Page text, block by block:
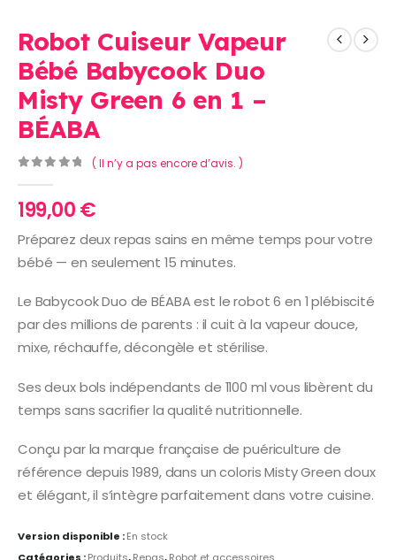
Robot Cuiseur Vapeur
Bébé Babycook Duo
Misty Green 6 en 1 –
BÉABA
( Il n’y a pas encore d’avis. )
199,00€
Préparez deux repas sains en même temps pour votre
bébé — en seulement 15 minutes.
Le Babycook Duo de BÉABA est le robot 6 en 1 plébiscité
par des millions de parents : il cuit à la vapeur douce,
mixe, réchauffe, décongèle et stérilise.
Ses deux bols indépendants de 1100 ml vous libèrent du
temps sans sacrifier la qualité nutritionnelle.
Conçu par la marque française de puériculture de
référence depuis 1989, dans un coloris Misty Green doux
et élégant, il s’intègre parfaitement dans votre cuisine.
Version disponible :En stock